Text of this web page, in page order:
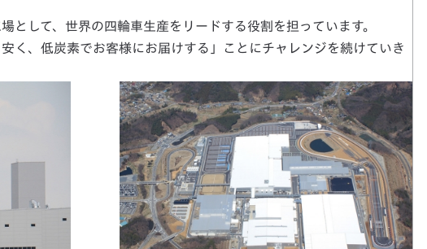
して、世界の四輪車生産をリードする役割を担っています。
く、低炭素でお客様にお届けする」ことにチャレンジを続けていき